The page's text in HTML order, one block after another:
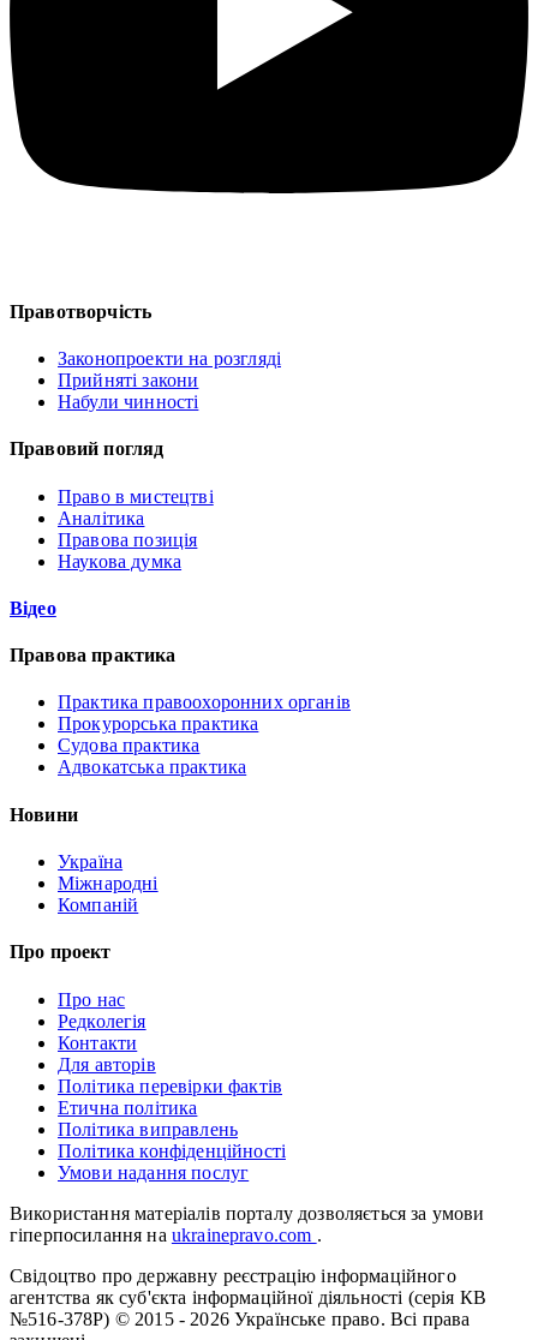
Правотворчість
Законопроекти на розгляді
Прийняті закони
Набули чинності
Правовий погляд
Право в мистецтві
Аналітика
Правова позиція
Наукова думка
Відео
Правова практика
Практика правоохоронних органів
Прокурорська практика
Судова практика
Адвокатська практика
Новини
Україна
Міжнародні
Компаній
Про проект
Про нас
Редколегія
Контакти
Для авторів
Політика перевірки фактів
Етична політика
Політика виправлень
Політика конфіденційності
Умови надання послуг
Використання матеріалів порталу дозволяється за умови
гіперпосилання на ukrainepravo.com .
Свідоцтво про державну реєстрацію інформаційного
агентства як суб'єкта інформаційної діяльності (серія КВ
№516-378Р) © 2015 - 2026 Українське право. Всі права